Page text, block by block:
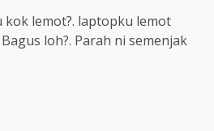
lemot?. laptopku lemot
loh?. Parah ni semenjak